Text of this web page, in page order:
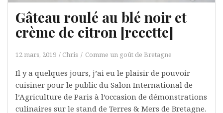
Gâteau roulé au blé noir et
crème de citron [recette]
12 mars, 2019 Chris Comme un goût de Bretagne
Il y a quelques jours, j’ai eu le plaisir de pouvoir
cuisiner pour le public du Salon International de
l’Agriculture de Paris à l’occasion de démonstrations
culinaires sur le stand de Terres & Mers de Bretagne.